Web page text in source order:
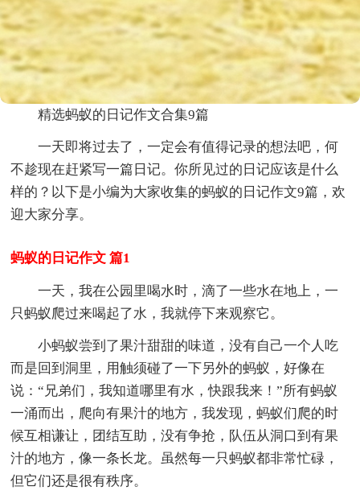
精选蚂蚁的日记作文合集9篇
一天即将过去了，一定会有值得记录的想法吧，何
不趁现在赶紧写一篇日记。你所见过的日记应该是什么
样的？以下是小编为大家收集的蚂蚁的日记作文9篇，欢
迎大家分享。
蚂蚁的日记作文 篇1
一天，我在公园里喝水时，滴了一些水在地上，一
只蚂蚁爬过来喝起了水，我就停下来观察它。
小蚂蚁尝到了果汁甜甜的味道，没有自己一个人吃
而是回到洞里，用触须碰了一下另外的蚂蚁，好像在
说：“兄弟们，我知道哪里有水，快跟我来！”所有蚂蚁
一涌而出，爬向有果汁的地方，我发现，蚂蚁们爬的时
候互相谦让，团结互助，没有争抢，队伍从洞口到有果
汁的地方，像一条长龙。虽然每一只蚂蚁都非常忙碌，
但它们还是很有秩序。